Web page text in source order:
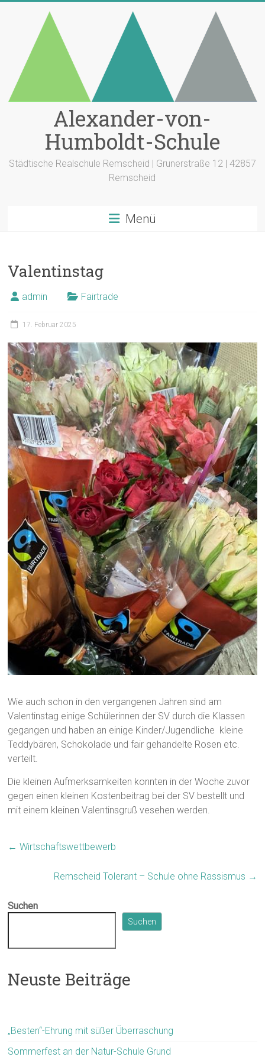
Alexander-von-
Humboldt-Schule
Städtische Realschule Remscheid | Grunerstraße 12 | 42857
Remscheid
Menü
Valentinstag
admin Fairtrade
17. Februar 2025
Wie auch schon in den vergangenen Jahren sind am
Valentinstag einige Schülerinnen der SV durch die Klassen
gegangen und haben an einige Kinder/Jugendliche kleine
Teddybären, Schokolade und fair gehandelte Rosen etc.
verteilt.
Die kleinen Aufmerksamkeiten konnten in der Woche zuvor
gegen einen kleinen Kostenbeitrag bei der SV bestellt und
mit einem kleinen Valentinsgruß vesehen werden.
← Wirtschaftswettbewerb
Remscheid Tolerant – Schule ohne Rassismus →
Suchen
Suchen
Neuste Beiträge
„Besten“-Ehrung mit süßer Überraschung
Sommerfest an der Natur-Schule Grund